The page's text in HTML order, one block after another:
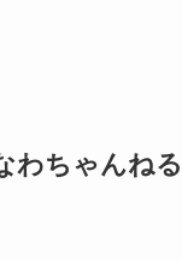
わちゃんね